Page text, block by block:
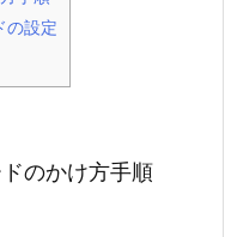
の設定
のかけ方手順